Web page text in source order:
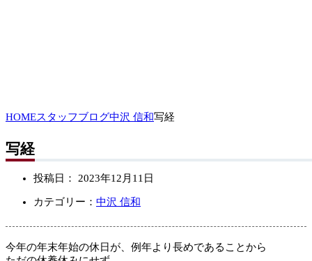
HOMEスタッフブログ中沢 信和写経
写経
投稿日： 2023年12月11日
カテゴリー： 中沢 信和
今年の年末年始の休日が、例年より長めであることから